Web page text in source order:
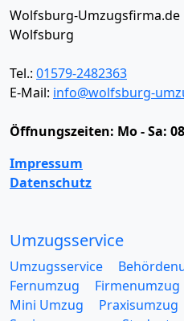
Wolfsburg-Umzugsfirma.de
Wolfsburg
Tel.: 01579-2482363
E-Mail: info@wolfsburg-
Öffnungszeiten: Mo - Sa:
Impressum
Datenschutz
Umzugsservice
Umzugsservice
Fernumzug
Firmenumzug
Mini Umzug
Praxisumzug